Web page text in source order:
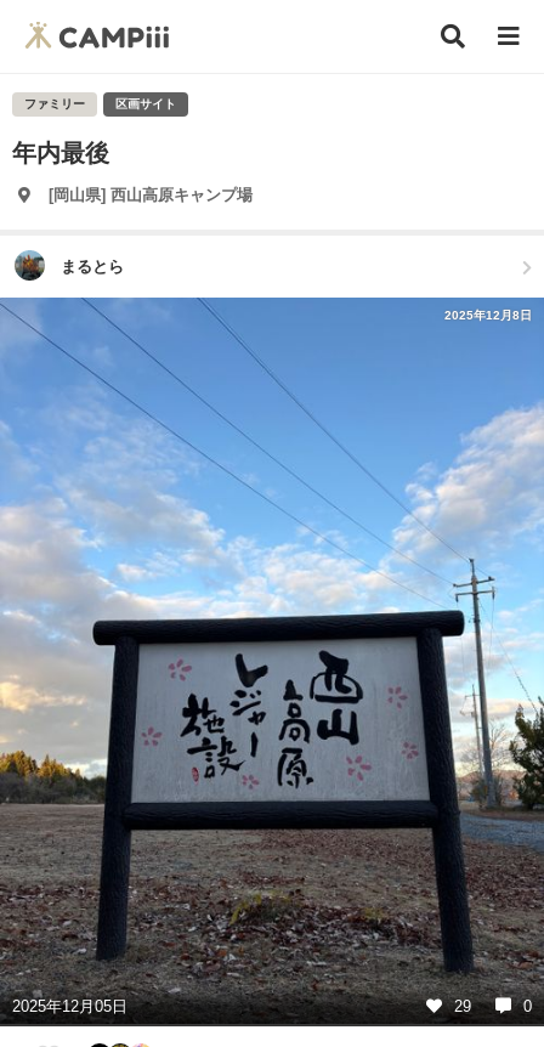
ファミリー 区画サイト
年内最後
[岡山県] 西山高原キャンプ場
まるとら
2025年12月8日
2025年12月05日 29 0